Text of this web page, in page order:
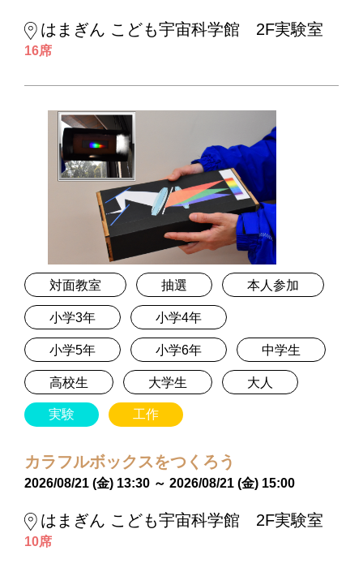
はまぎん こども宇宙科学館 2F実験室
16席
対面教室 抽選 本人参加
小学3年 小学4年
小学5年 小学6年 中学生
高校生 大学生 大人
実験 工作
カラフルボックスをつくろう
2026/08/21 (金) 13:30 ～ 2026/08/21 (金) 15:00
はまぎん こども宇宙科学館 2F実験室
10席